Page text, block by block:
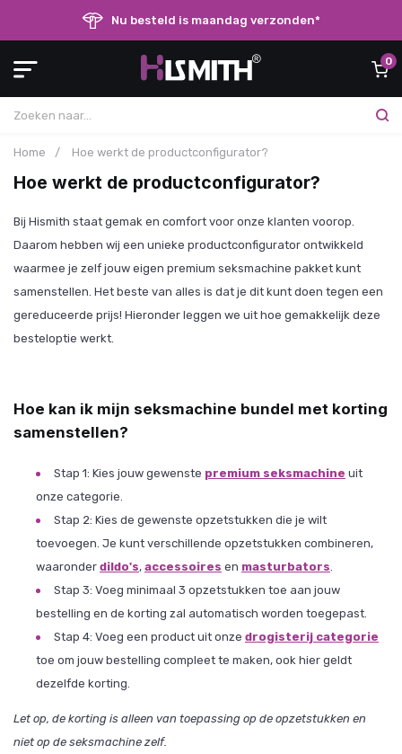
Nu besteld is maandag verzonden*
0
Home / Hoe werkt de productconfigurator?
Hoe werkt de productconfigurator?
Bij Hismith staat gemak en comfort voor onze klanten voorop.
Daarom hebben wij een unieke productconfigurator ontwikkeld
waarmee je zelf jouw eigen premium seksmachine pakket kunt
samenstellen. Het beste van alles is dat je dit kunt doen tegen een
gereduceerde prijs! Hieronder leggen we uit hoe gemakkelijk deze
besteloptie werkt.
Hoe kan ik mijn seksmachine bundel met korting
samenstellen?
Stap 1: Kies jouw gewenste premium seksmachine uit
onze categorie.
Stap 2: Kies de gewenste opzetstukken die je wilt
toevoegen. Je kunt verschillende opzetstukken combineren,
waaronder dildo's, accessoires en masturbators.
Stap 3: Voeg minimaal 3 opzetstukken toe aan jouw
bestelling en de korting zal automatisch worden toegepast.
Stap 4: Voeg een product uit onze drogisterij categorie
toe om jouw bestelling compleet te maken, ook hier geldt
dezelfde korting.
Let op, de korting is alleen van toepassing op de opzetstukken en
niet op de seksmachine zelf.